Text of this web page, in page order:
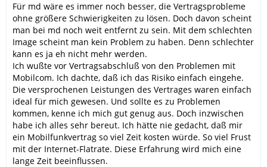
Für md wäre es immer noch besser, die Vertragsprobleme
ohne größere Schwierigkeiten zu lösen. Doch davon scheint
man bei md noch weit entfernt zu sein. Mit dem schlechten
Image scheint man kein Problem zu haben. Denn schlechter
kann es ja eh nicht mehr werden.
Ich wußte vor Vertragsabschluß von den Problemen mit
Mobilcom. Ich dachte, daß ich das Risiko einfach eingehe.
Die versprochenen Leistungen des Vertrages waren einfach
ideal für mich gewesen. Und sollte es zu Problemen
kommen, kenne ich mich gut genug aus. Doch inzwischen
habe ich alles sehr bereut. Ich hätte nie gedacht, daß mir
ein Mobilfunkvertrag so viel Zeit kosten würde. So viel Frust
mit der Internet-Flatrate. Diese Erfahrung wird mich eine
lange Zeit beeinflussen.